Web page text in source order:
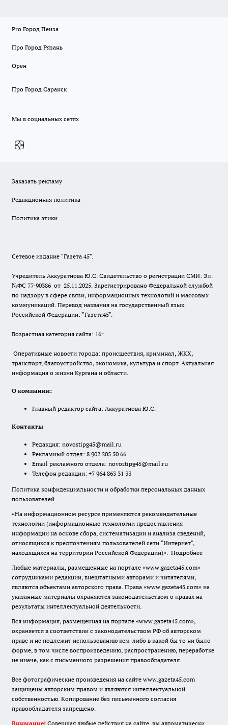
Pro Город Пенза
Про Город Рязань
Орен
Про Город Саранск
Мы в социальных сетях
Заказать рекламу
Редакционная политика
Политика этики
Сетевое издание "Газета 45".
Учредитель Аккуратнова Ю.С. Свидетельство о регистрации СМИ: Эл.
№ФС 77-90386 от 25.11.2025. Зарегистрировано Федеральной службой
по надзору в сфере связи, информационных технологий и массовых
коммуникаций. Перевод названия на государственный язык
Российской Федерации: "Газета45".
Возрастная категория сайта: 16+
Оперативные новости города: происшествия, криминал, ЖКХ,
транспорт, благоустройство, экономика, культура и спорт. Актуальная
информация о жизни Кургана и области.
О компании:
Главный редактор сайта: Аккуратнова Ю.С.
Контакты
Редакция: novostipg45@mail.ru
Рекламный отдел: 8 902 205 50 66
Email рекламного отдела: novostipg45@mail.ru
Телефон редакции: +7 964 863 31 33
Политика конфиденциальности и обработки персональных данных
пользователей
«На информационном ресурсе применяются рекомендательные
технологии (информационные технологии предоставления
информации на основе сбора, систематизации и анализа сведений,
относящихся к предпочтениям пользователей сети "Интернет",
находящихся на территории Российской Федерации)». Подробнее
Любые материалы, размещенные на портале «www.gazeta45.com»
сотрудниками редакции, внештатными авторами и читателями,
являются объектами авторского права. Права «www.gazeta45.com» на
указанные материалы охраняются законодательством о правах на
результаты интеллектуальной деятельности.
Вся информация, размещенная на портале «www.gazeta45.com»,
охраняется в соответствии с законодательством РФ об авторском
праве и не подлежит использованию кем-либо в какой бы то ни было
форме, в том числе воспроизведению, распространению, переработке
не иначе, как с письменного разрешения правообладателя.
Все фотографические произведения на сайте www.gazeta45.com
защищены авторским правом и являются интеллектуальной
собственностью. Копирование без письменного согласия
правообладателя запрещено.
Внимание! Совершая любые действия на сайте, вы автоматически